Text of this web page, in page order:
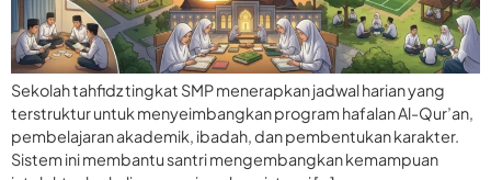
Sekolah tahfidz tingkat SMP menerapkan jadwal harian yang
terstruktur untuk menyeimbangkan program hafalan Al-Qur’an,
pembelajaran akademik, ibadah, dan pembentukan karakter.
Sistem ini membantu santri mengembangkan kemampuan